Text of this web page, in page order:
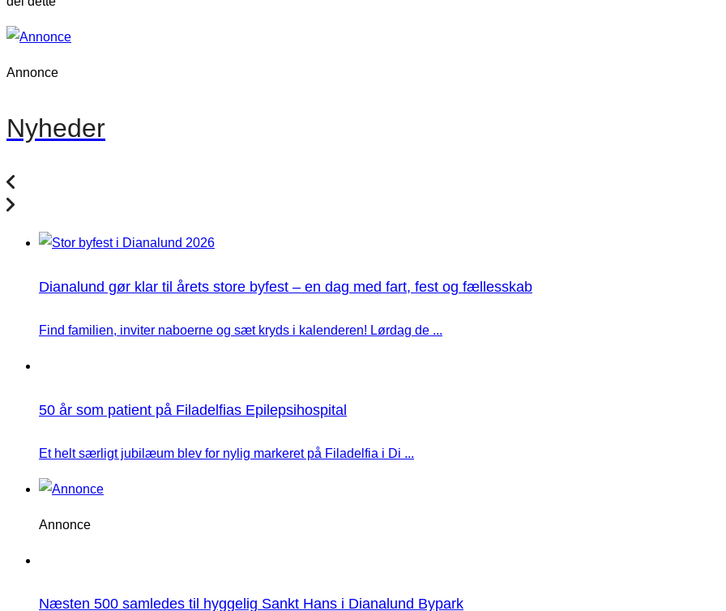
Annonce
Nyheder
Dianalund gør klar til årets store byfest – en dag med fart, fest og fællesskab
Find familien, inviter naboerne og sæt kryds i kalenderen! Lørdag de ...
50 år som patient på Filadelfias Epilepsihospital
Et helt særligt jubilæum blev for nylig markeret på Filadelfia i Di ...
Annonce
Næsten 500 samledes til hyggelig Sankt Hans i Dianalund Bypark